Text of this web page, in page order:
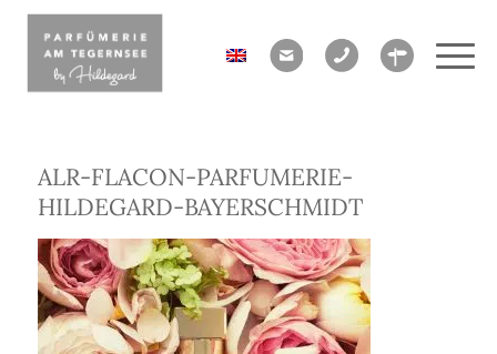
ALR-FLACON-PARFUMERIE-
HILDEGARD-BAYERSCHMIDT